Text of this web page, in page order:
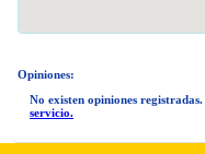
Opiniones:
No existen opiniones registradas.
servicio.